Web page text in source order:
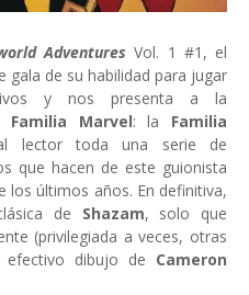
AdventuresVol. 1 #1, el
gala de su habilidad para jugar
y nos presenta a la
Familia Marvel: la Familia
lector toda una serie de
que hacen de este guionista
los últimos años. En definitiva,
de Shazam, solo que
(privilegiada a veces, otras
dibujo de Cameron